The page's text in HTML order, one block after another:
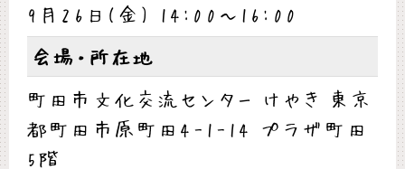
9月26日(金) 14:00～16:00
会場・所在地
町田市文化交流センター けやき 東京
都町田市原町田4-1-14 プラザ町田
5階